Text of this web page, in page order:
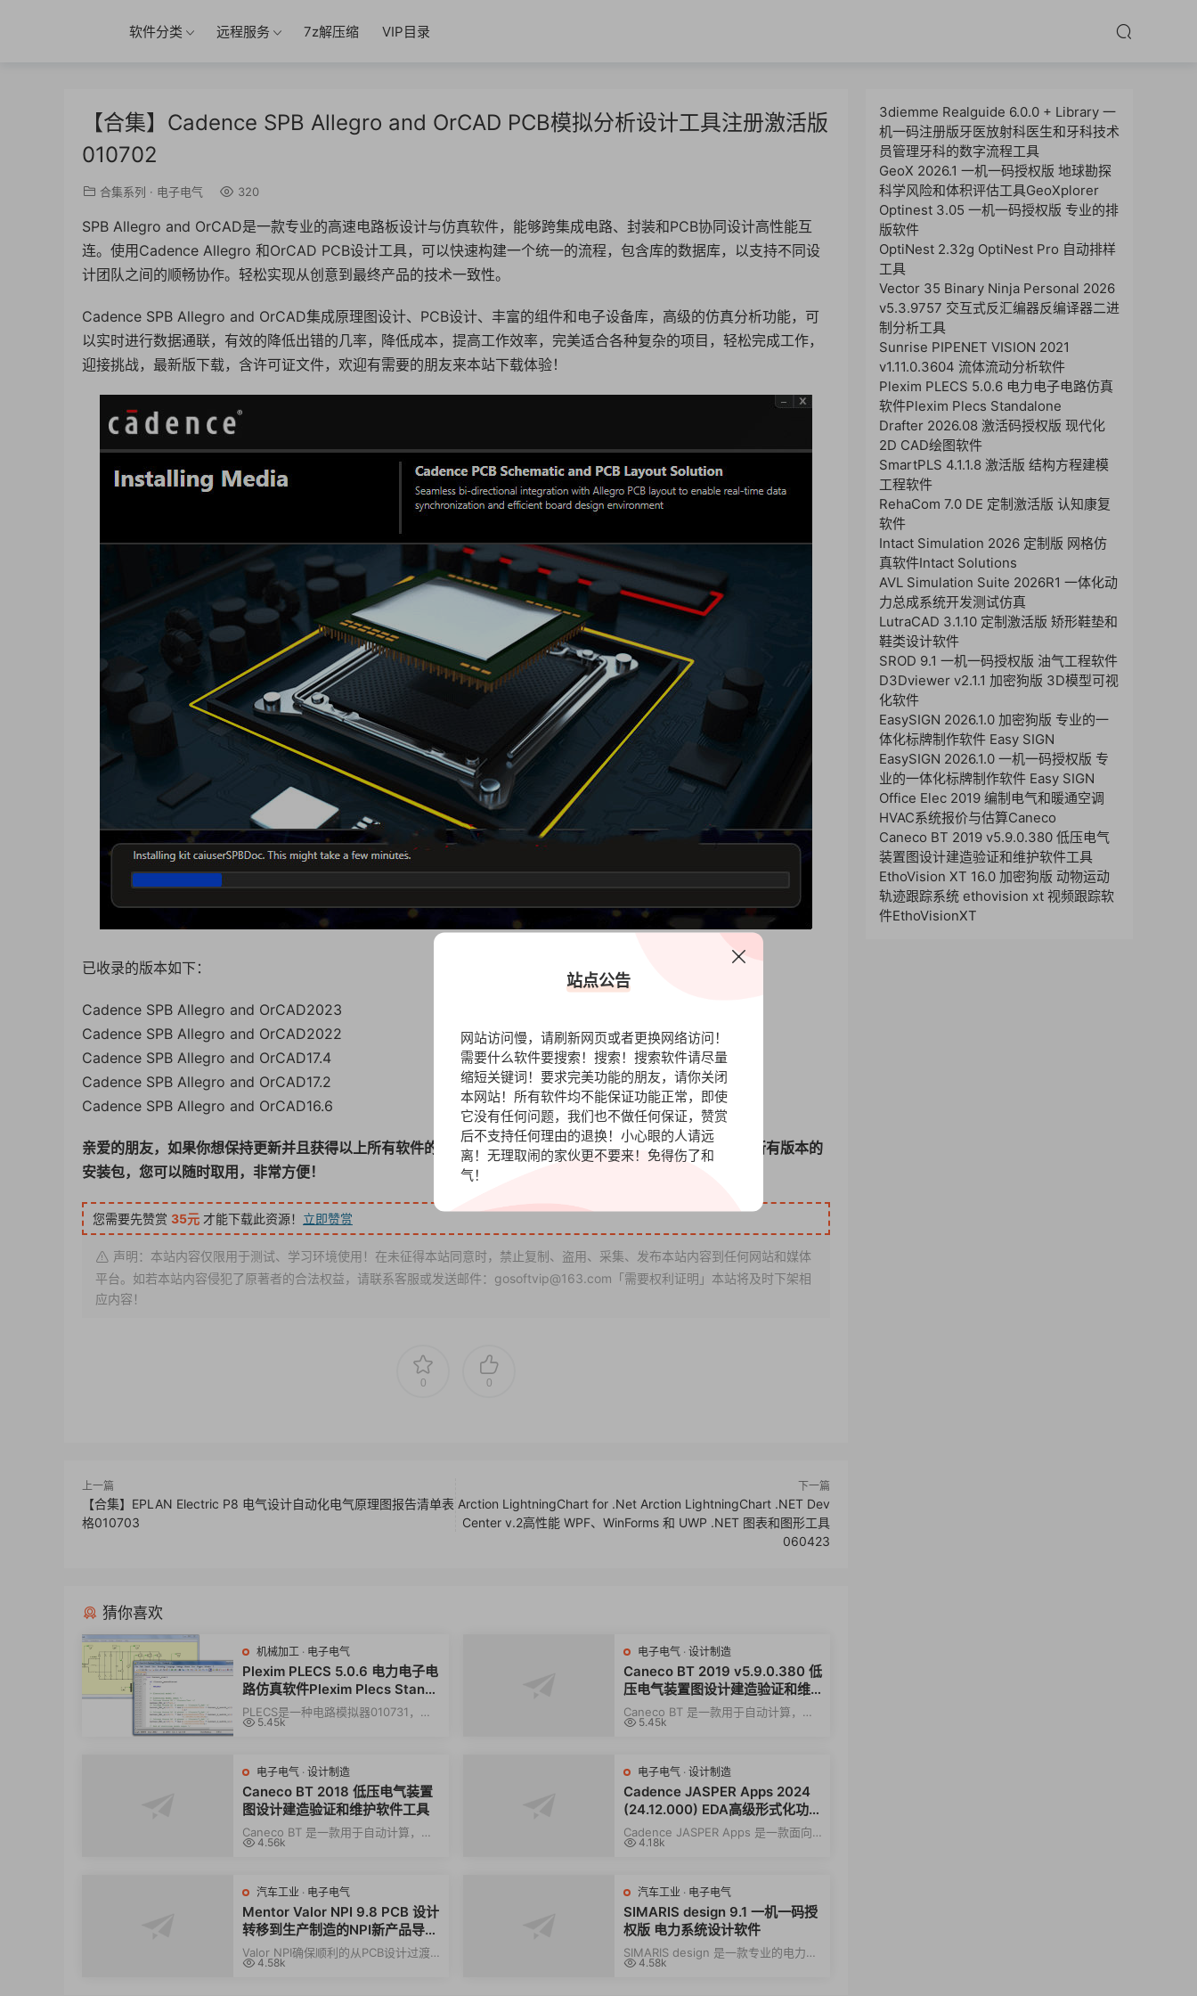
软件分类 远程服务 7z解压缩 VIP目录
【合集】Cadence SPB Allegro and OrCAD PCB模拟分析设计工具注册激活版
010702
合集系列 · 电子电气 320
SPB Allegro and OrCAD是一款专业的高速电路板设计与仿真软件，能够跨集成电路、封装和PCB协同设计高性能互
连。使用Cadence Allegro 和OrCAD PCB设计工具，可以快速构建一个统一的流程，包含库的数据库，以支持不同设
计团队之间的顺畅协作。轻松实现从创意到最终产品的技术一致性。
Cadence SPB Allegro and OrCAD集成原理图设计、PCB设计、丰富的组件和电子设备库，高级的仿真分析功能，可
以实时进行数据通联，有效的降低出错的几率，降低成本，提高工作效率，完美适合各种复杂的项目，轻松完成工作，
迎接挑战，最新版下载，含许可证文件，欢迎有需要的朋友来本站下载体验！
已收录的版本如下：
Cadence SPB Allegro and OrCAD2023
Cadence SPB Allegro and OrCAD2022
Cadence SPB Allegro and OrCAD17.4
Cadence SPB Allegro and OrCAD17.2
Cadence SPB Allegro and OrCAD16.6
亲爱的朋友，如果你想保持更新并且获得以上所有软件的安装包，您可以赞赏我们，我们在网盘里面存放了所有版本的
安装包，您可以随时取用，非常方便！
您需要先赞赏 35元 才能下载此资源！ 立即赞赏
声明：本站内容仅限用于测试、学习环境使用！在未征得本站同意时，禁止复制、盗用、采集、发布本站内容到任何网站和媒体
平台。如若本站内容侵犯了原著者的合法权益，请联系客服或发送邮件：gosoftvip@163.com「需要权利证明」本站将及时下架相
应内容！
0 0
上一篇
【合集】EPLAN Electric P8 电气设计自动化电气原理图报告清单表
格010703
下一篇
Arction LightningChart for .Net Arction LightningChart .NET Dev
Center v.2高性能 WPF、WinForms 和 UWP .NET 图表和图形工具
060423
猜你喜欢
机械加工 · 电子电气
Plexim PLECS 5.0.6 电力电子电
路仿真软件Plexim Plecs Standa
lone
PLECS是一种电路模拟器010731，可
以轻松地对复杂的电气系统及其控制进
5.45k
电子电气 ·设计制造
Caneco BT 2019 v5.9.0.380 低
压电气装置图设计建造验证和维
护软件工具
Caneco BT 是一款用于自动计算，调
整尺寸和绘制低压电气装置图的软件。
5.45k
电子电气 · 设计制造
Caneco BT 2018 低压电气装置
图设计建造验证和维护软件工具
Caneco BT 是一款用于自动计算，调
整尺寸和绘制低压电气装置图的软件。
4.56k
电子电气 ·设计制造
Cadence JASPER Apps 2024
(24.12.000) EDA高级形式化功能
验证
Cadence JASPER Apps 是一款面向
集成电路与系统芯片设计的专业形式验
4.18k
汽车工业 · 电子电气
Mentor Valor NPI 9.8 PCB 设计
转移到生产制造的NPI新产品导入
平台
Valor NPI确保顺利的从PCB设计过渡
到制造、再到组装和测试。 Valor NPI
4.58k
汽车工业 · 电子电气
SIMARIS design 9.1 一机一码授
权版 电力系统设计软件
SIMARIS design 是一款专业的电力系
统设计软件，旨在简化低压配电网规
4.58k
3diemme Realguide 6.0.0 + Library 一
机一码注册版牙医放射科医生和牙科技术
员管理牙科的数字流程工具
GeoX 2026.1 一机一码授权版 地球勘探
科学风险和体积评估工具GeoXplorer
Optinest 3.05 一机一码授权版 专业的排
版软件
OptiNest 2.32g OptiNest Pro 自动排样
工具
Vector 35 Binary Ninja Personal 2026
v5.3.9757 交互式反汇编器反编译器二进
制分析工具
Sunrise PIPENET VISION 2021
v1.11.0.3604 流体流动分析软件
Plexim PLECS 5.0.6 电力电子电路仿真
软件Plexim Plecs Standalone
Drafter 2026.08 激活码授权版 现代化
2D CAD绘图软件
SmartPLS 4.1.1.8 激活版 结构方程建模
工程软件
RehaCom 7.0 DE 定制激活版 认知康复
软件
Intact Simulation 2026 定制版 网格仿
真软件Intact Solutions
AVL Simulation Suite 2026R1 一体化动
力总成系统开发测试仿真
LutraCAD 3.1.10 定制激活版 矫形鞋垫和
鞋类设计软件
SROD 9.1 一机一码授权版 油气工程软件
D3Dviewer v2.1.1 加密狗版 3D模型可视
化软件
EasySIGN 2026.1.0 加密狗版 专业的一
体化标牌制作软件 Easy SIGN
EasySIGN 2026.1.0 一机一码授权版 专
业的一体化标牌制作软件 Easy SIGN
Office Elec 2019 编制电气和暖通空调
HVAC系统报价与估算Caneco
Caneco BT 2019 v5.9.0.380 低压电气
装置图设计建造验证和维护软件工具
EthoVision XT 16.0 加密狗版 动物运动
轨迹跟踪系统 ethovision xt 视频跟踪软
件EthoVisionXT
站点公告
网站访问慢，请刷新网页或者更换网络访问！
需要什么软件要搜索！搜索！搜索软件请尽量
缩短关键词！要求完美功能的朋友，请你关闭
本网站！所有软件均不能保证功能正常，即使
它没有任何问题，我们也不做任何保证，赞赏
后不支持任何理由的退换！小心眼的人请远
离！无理取闹的家伙更不要来！免得伤了和
气！